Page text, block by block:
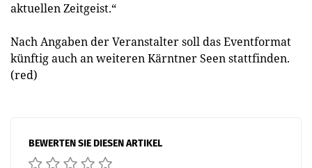
aktuellen Zeitgeist.“
Nach Angaben der Veranstalter soll das Eventformat
künftig auch an weiteren Kärntner Seen stattfinden.
(red)
BEWERTEN SIE DIESEN ARTIKEL